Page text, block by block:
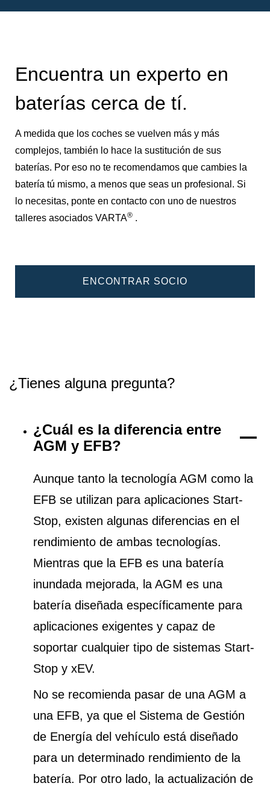
Encuentra un experto en
baterías cerca de tí.
A medida que los coches se vuelven más y más
complejos, también lo hace la sustitución de sus
baterías. Por eso no te recomendamos que cambies la
batería tú mismo, a menos que seas un profesional. Si
lo necesitas, ponte en contacto con uno de nuestros
talleres asociados VARTA® .
ENCONTRAR SOCIO
¿Tienes alguna pregunta?
¿Cuál es la diferencia entre
AGM y EFB?
Aunque tanto la tecnología AGM como la
EFB se utilizan para aplicaciones Start-
Stop, existen algunas diferencias en el
rendimiento de ambas tecnologías.
Mientras que la EFB es una batería
inundada mejorada, la AGM es una
batería diseñada específicamente para
aplicaciones exigentes y capaz de
soportar cualquier tipo de sistemas Start-
Stop y xEV.
No se recomienda pasar de una AGM a
una EFB, ya que el Sistema de Gestión
de Energía del vehículo está diseñado
para un determinado rendimiento de la
batería. Por otro lado, la actualización de